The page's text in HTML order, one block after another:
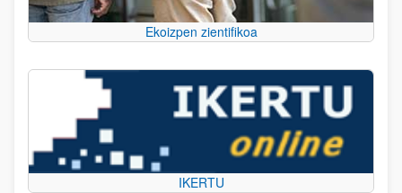
Ekoizpen zientifikoa
IKERTU